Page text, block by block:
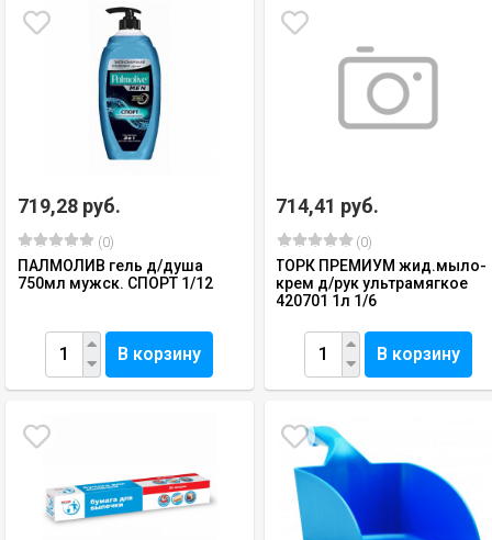
719,28 руб.
(0)
ПАЛМОЛИВ гель д/душа
750мл мужск. СПОРТ 1/12
В корзину
714,41 руб.
(0)
ТОРК ПРЕМИУМ жид.мыло-
крем д/рук ультрамягкое
420701 1л 1/6
В корзину